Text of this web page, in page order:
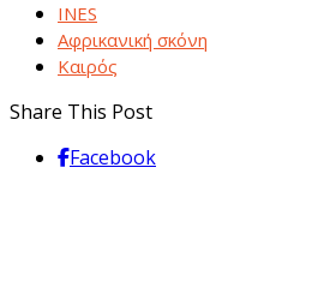
INES
Αφρικανική σκόνη
Καιρός
Share This Post
Facebook